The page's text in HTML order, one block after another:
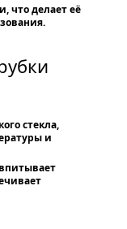
что делает её
стекла,
и